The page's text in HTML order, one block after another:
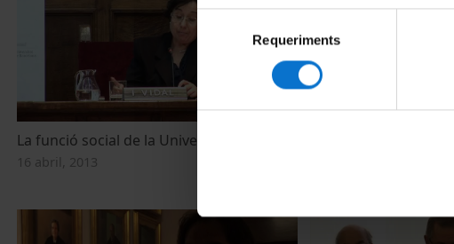
de
consentiment
Requeriments
La funció social de la Universitat Pública
16 abril, 2013
Acte d'investidura